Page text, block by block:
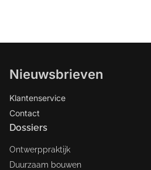
Nieuwsbrieven
Klantenservice
Contact
Dossiers
Ontwerppraktijk
Duurzaam bouwen